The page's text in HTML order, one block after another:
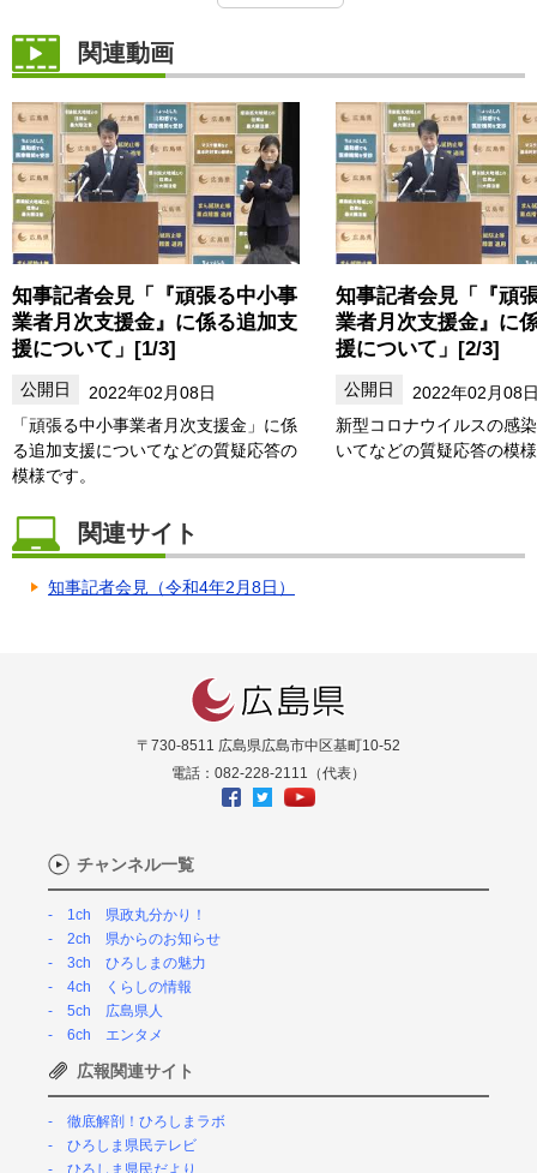
関連動画
知事記者会見「『頑張る中小事
業者月次支援金』に係る追加支
援について」[1/3]
2022年02月08日
「頑張る中小事業者月次支援金」に係
る追加支援についてなどの質疑応答の
模様です。
知事記者会見「『頑
業者月次支援金』に
援について」[2/3]
2022年02月08
新型コロナウイルスの感
いてなどの質疑応答の模
関連サイト
知事記者会見（令和4年2月8日）
〒730-8511 広島県広島市中区基町10-52
電話：082-228-2111（代表）
チャンネル一覧
1ch 県政丸分かり！
2ch 県からのお知らせ
3ch ひろしまの魅力
4ch くらしの情報
5ch 広島県人
6ch エンタメ
広報関連サイト
徹底解剖！ひろしまラボ
ひろしま県民テレビ
ひろしま県民だより